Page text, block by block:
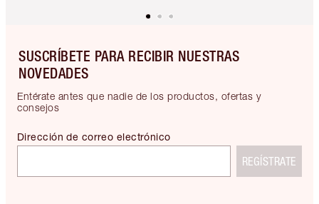
SUSCRÍBETE PARA RECIBIR NUESTRAS
NOVEDADES
Entérate antes que nadie de los productos, ofertas y
consejos
Dirección de correo electrónico
REGÍSTRATE